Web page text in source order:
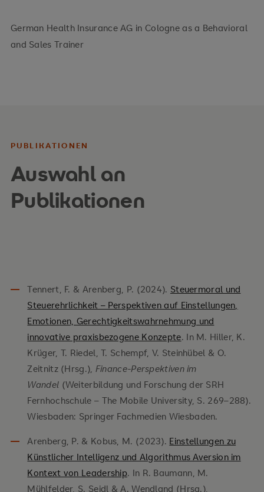
German Health Insurance AG in Cologne as a Behavioral
and Sales Trainer
PUBLIKATIONEN
Auswahl an
Publikationen
Tennert, F. & Arenberg, P. (2024). Steuermoral und
Steuerehrlichkeit – Perspektiven auf Einstellungen,
Emotionen, Gerechtigkeitswahrnehmung und
innovative praxisbezogene Konzepte. In M. Hiller, K.
Krüger, T. Riedel, T. Schempf, V. Steinhübel & O.
Zeitnitz (Hrsg.), Finance-Perspektiven im
Wandel (Weiterbildung und Forschung der SRH
Fernhochschule – The Mobile University, S. 269–288).
Wiesbaden: Springer Fachmedien Wiesbaden.
Arenberg, P. & Kobus, M. (2023). Einstellungen zu
Künstlicher Intelligenz und Algorithmus Aversion im
Kontext von Leadership. In R. Baumann, M.
Mühlfelder, S. Seidl & A. Wendland (Hrsg.),